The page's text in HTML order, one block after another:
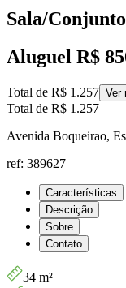
Sala/
Aluguel R$
Total de R$ 1.257 Ver
Total de R$ 1.257
Avenida Boqueirao,
ref: 389627
Características
Descrição
Sobre
Contato
34 m²